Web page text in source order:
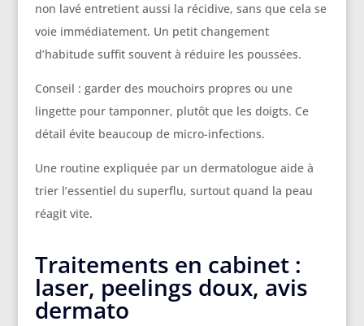
non lavé entretient aussi la récidive, sans que cela se
voie immédiatement. Un petit changement
d’habitude suffit souvent à réduire les poussées.
Conseil : garder des mouchoirs propres ou une
lingette pour tamponner, plutôt que les doigts. Ce
détail évite beaucoup de micro-infections.
Une routine expliquée par un dermatologue aide à
trier l’essentiel du superflu, surtout quand la peau
réagit vite.
Traitements en cabinet :
laser, peelings doux, avis
dermato